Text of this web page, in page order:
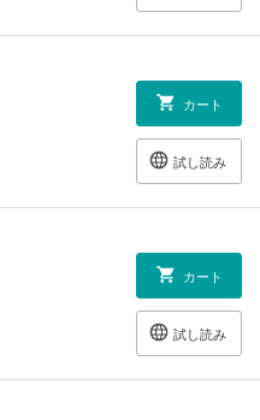
カート
試し読み
カート
試し読み